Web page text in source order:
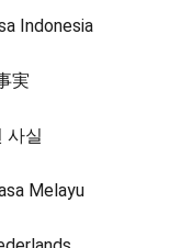
Indonesia
実
실
Melayu